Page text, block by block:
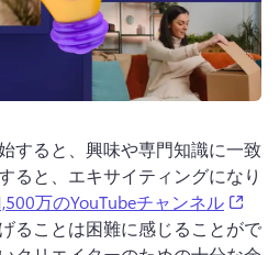
すると、興味や専門知識に一致
ると、エキサイティングになり
万のYouTubeチャンネル
ることは困難に感じることがで